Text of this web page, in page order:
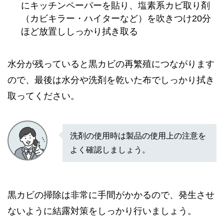
にキッチンペーパーを貼り、塩素系カビ取り剤
（カビキラー・ハイターなど）を吹きつけ20分
ほど放置ししっかり拭き取る
水分が残っていると黒カビの再繁殖につながります
ので、最後は水分や洗剤を乾いた布でしっかり拭き
取ってください。
洗剤の使用時は製品の使用上の注意を
よく確認しましょう。
黒カビの掃除は非常に手間がかかるので、発生させ
ないように結露対策をしっかり行いましょう。